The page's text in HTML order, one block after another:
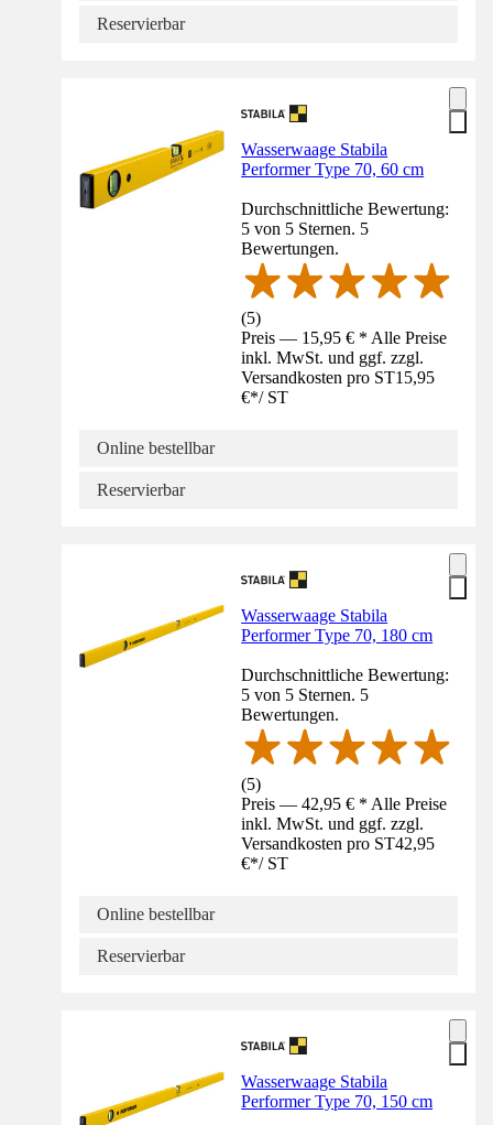
Reservierbar
Wasserwaage Stabila
Performer Type 70, 60 cm
Durchschnittliche Bewertung:
5 von 5 Sternen. 5
Bewertungen.
(5)
Preis — 15,95 € * Alle Preise
inkl. MwSt. und ggf. zzgl.
Versandkosten pro ST15,95
€*/ ST
Online bestellbar
Reservierbar
Wasserwaage Stabila
Performer Type 70, 180 cm
Durchschnittliche Bewertung:
5 von 5 Sternen. 5
Bewertungen.
(5)
Preis — 42,95 € * Alle Preise
inkl. MwSt. und ggf. zzgl.
Versandkosten pro ST42,95
€*/ ST
Online bestellbar
Reservierbar
Wasserwaage Stabila
Performer Type 70, 150 cm